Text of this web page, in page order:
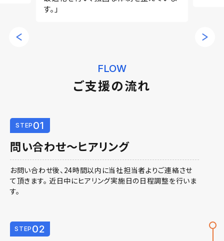
FLOW
ご支援の流れ
STEP 01
問い合わせ〜ヒアリング
お問い合わせ後、24時間以内に当社担当者よりご連絡させ
て頂きます。 近日中にヒアリング実施日の日程調整を行いま
す。
STEP 02